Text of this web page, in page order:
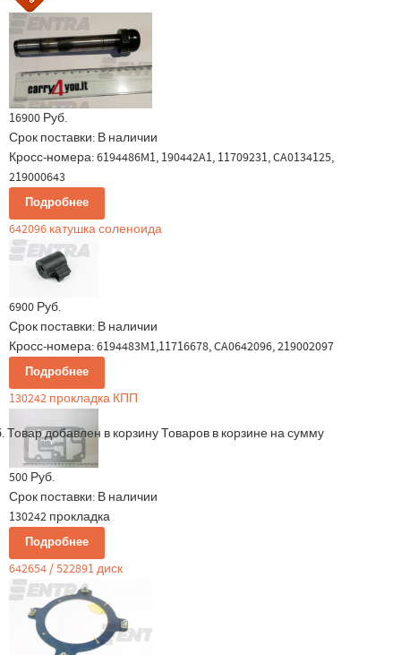
Товар добавлен в корзину Товаров в корзине на сумму
16900 Руб.
Срок поставки: В наличии
Кросс-номера: 6194486M1, 190442A1, 11709231, CA0134125,
219000643
Подробнее
642096 катушка соленоида
6900 Руб.
Срок поставки: В наличии
Кросс-номера: 6194483M1,11716678, CA0642096, 219002097
Подробнее
130242 прокладка КПП
500 Руб.
Срок поставки: В наличии
130242 прокладка
Подробнее
642654 / 522891 диск